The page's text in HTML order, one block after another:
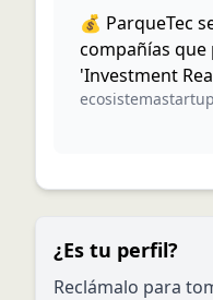
💰 ParqueTec
compañías que
'Investment
¿Es tu perfil?
Reclámalo para